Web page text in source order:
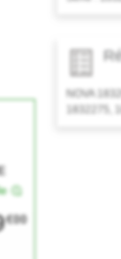
€00
NOVA
1832275,